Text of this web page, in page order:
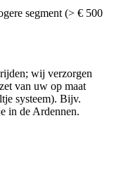
segment (> € 500
wij verzorgen
van uw op maat
systeem). Bijv.
in de Ardennen.